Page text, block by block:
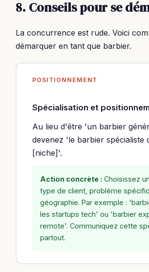
8. Conseils pour se
La concurrence est rude. Voici
démarquer en tant que barbier.
POSITIONNEMENT
Spécialisation et
Au lieu d'être 'un barbier
devenez 'le barbier spécialiste
[niche]'.
Action concrète : Choisissez
type de client, problème
géographie. Par exemple :
les startups tech' ou 'barbier
remote'. Communiquez cette
partout.